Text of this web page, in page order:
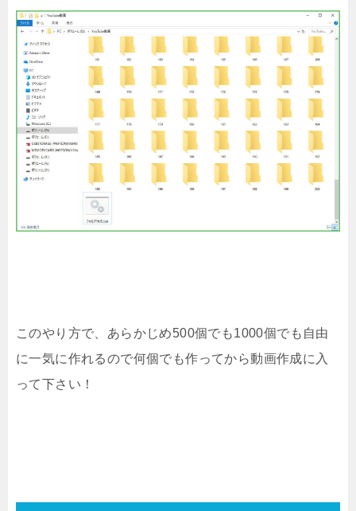
このやり方で、あらかじめ500個でも1000個でも自由
に一気に作れるので何個でも作ってから動画作成に入
って下さい！